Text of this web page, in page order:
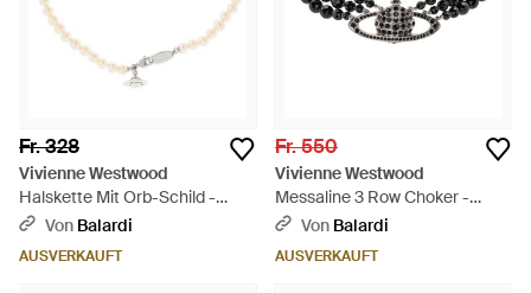
Fr. 328
Vivienne Westwood
Halskette Mit Orb-Schild -
WeißVon Balardi
AUSVERKAUFT
Fr. 550
Vivienne Westwood
Messaline 3 Row Choker -
Schwarz
Von Balardi
AUSVERKAUFT